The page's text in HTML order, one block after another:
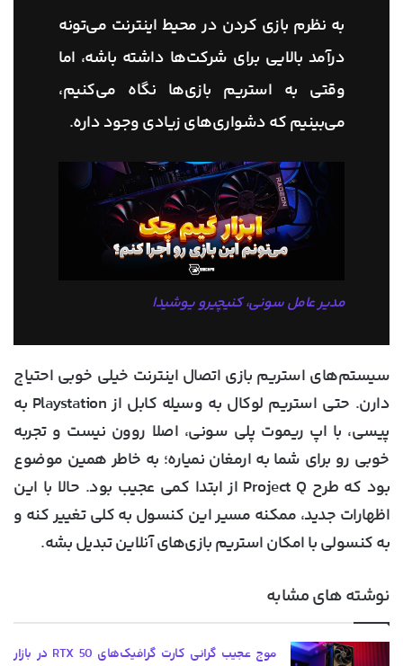
به نظرم بازی کردن در محیط اینترنت می‌تونه
درآمد بالایی برای شرکت‌ها داشته باشه، اما
وقتی به استریم بازی‌ها نگاه می‌کنیم،
می‌بینیم که دشواری‌های زیادی وجود داره.
مدیر عامل سونی، کنیچیرو یوشیدا
سیستم‌های استریم بازی اتصال اینترنت خیلی خوبی احتیاج
دارن. حتی استریم لوکال به وسیله کابل از Playstation به
پیسی، با اپ ریموت پلی سونی، اصلا روون نیست و تجربه
خوبی رو برای شما به ارمغان نمیاره؛ به خاطر همین موضوع
بود که طرح Project Q از ابتدا کمی عجیب بود. حالا با این
اظهارات جدید، ممکنه مسیر این کنسول به کلی تغییر کنه و
به کنسولی با امکان استریم بازی‌های آنلاین تبدیل بشه.
نوشته های مشابه
موج عجیب گرانی کارت گرافیک‌های RTX 50 در بازار